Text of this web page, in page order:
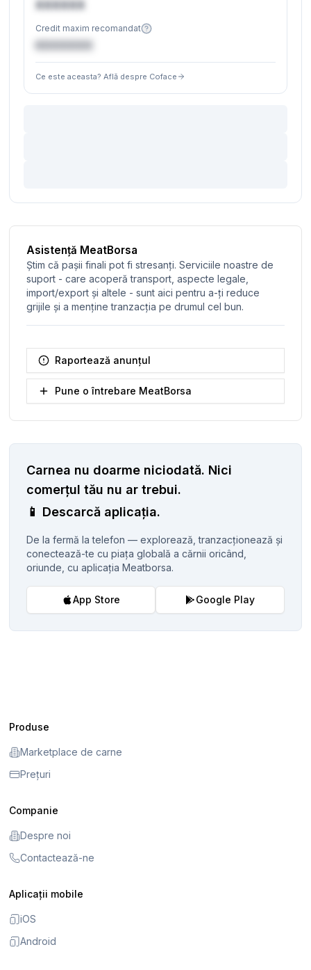
XXXXXX
Credit maxim recomandat
€XXXXXX
Ce este aceasta? Află despre Coface
Asistență MeatBorsa
Știm că pașii finali pot fi stresanți. Serviciile noastre de
suport - care acoperă transport, aspecte legale,
import/export și altele - sunt aici pentru a-ți reduce
grijile și a menține tranzacția pe drumul cel bun.
Raportează anunțul
Pune o întrebare MeatBorsa
Carnea nu doarme niciodată. Nici
comerțul tău nu ar trebui.
📱 Descarcă aplicația.
De la fermă la telefon — explorează, tranzacționează și
conectează-te cu piața globală a cărnii oricând,
oriunde, cu aplicația Meatborsa.
App Store Google Play
Produse
Marketplace de carne
Prețuri
Companie
Despre noi
Contactează-ne
Aplicații mobile
iOS
Android